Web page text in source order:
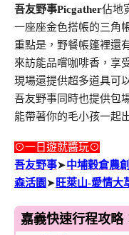
吾友野事Picgather佔地
一座座金色搭帳的三角
重點是，野餐帳篷裡還
來訪能品嚐咖啡香，享
現場還提供超多道具可
吾友野事同時也提供包
能帶著你的毛小孩一起
⊙一日遊就醬玩⊙
吾友野事➤中埔穀倉農
森活園 ➤旺萊山-愛情大
嘉義快速行程攻略